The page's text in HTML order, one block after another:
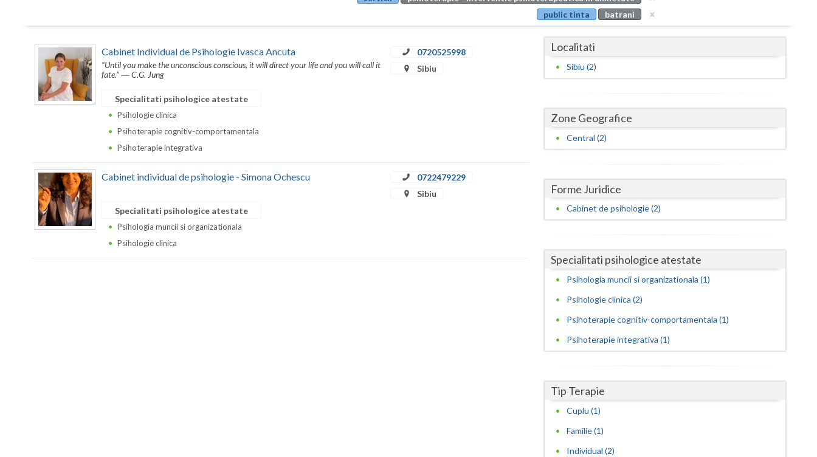
Buzau
Cluj
Covasna
Dambovita
Dolj
Galati
Gorj
Harghita
Hunedoara
Ialomita
Iasi
public tinta
batrani
Cabinet Individual de Psihologie Ivasca Ancuta
“Until you make the unconscious conscious, it will direct your life and you will call it
fate.” ― C.G. Jung
0720525998
Sibiu
Specialitati psihologice atestate
Psihologie clinica
Psihoterapie cognitiv-comportamentala
Psihoterapie integrativa
Cabinet individual de psihologie - Simona Ochescu
0722479229
Sibiu
Specialitati psihologice atestate
Psihologia muncii si organizationala
Psihologie clinica
Localitati
Sibiu (2)
Zone Geografice
Central (2)
Forme Juridice
Cabinet de psihologie (2)
Specialitati psihologice atestate
Psihologia muncii si organizationala (1)
Psihologie clinica (2)
Psihoterapie cognitiv-comportamentala (1)
Psihoterapie integrativa (1)
Tip Terapie
Cuplu (1)
Familie (1)
Individual (2)